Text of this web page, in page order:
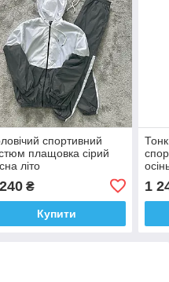
спортивний
плащовка сірий
літо
₴
Купити
1